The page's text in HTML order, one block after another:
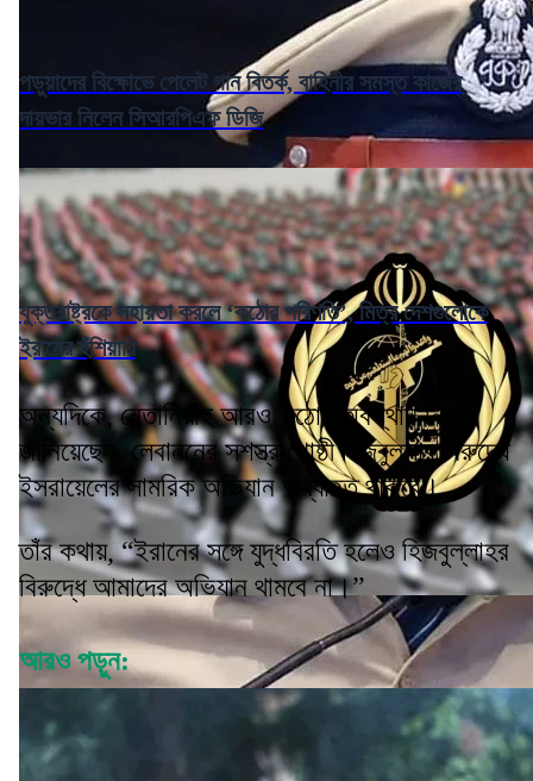
পড়ুয়াদের বিক্ষোভে পেলেট গান বিতর্ক, বাহিনীর সমস্ত কাজের
দায়ভার নিলেন সিআরপিএফ ডিজি
যুক্তরাষ্ট্রকে সহায়তা করলে ‘কঠোর পরিণতি’, মিত্র দেশগুলোকে
ইরানের হুঁশিয়ারি
অন্যদিকে, নেতানিয়াহু আরও কঠোর অবস্থান নিয়ে
জানিয়েছেন, লেবাননের সশস্ত্র গোষ্ঠী হিজবুল্লার বিরুদ্ধে
ইসরায়েলের সামরিক অভিযান অব্যাহত থাকবে।
তাঁর কথায়, “ইরানের সঙ্গে যুদ্ধবিরতি হলেও হিজবুল্লাহর
বিরুদ্ধে আমাদের অভিযান থামবে না।”
আরও পড়ুন: